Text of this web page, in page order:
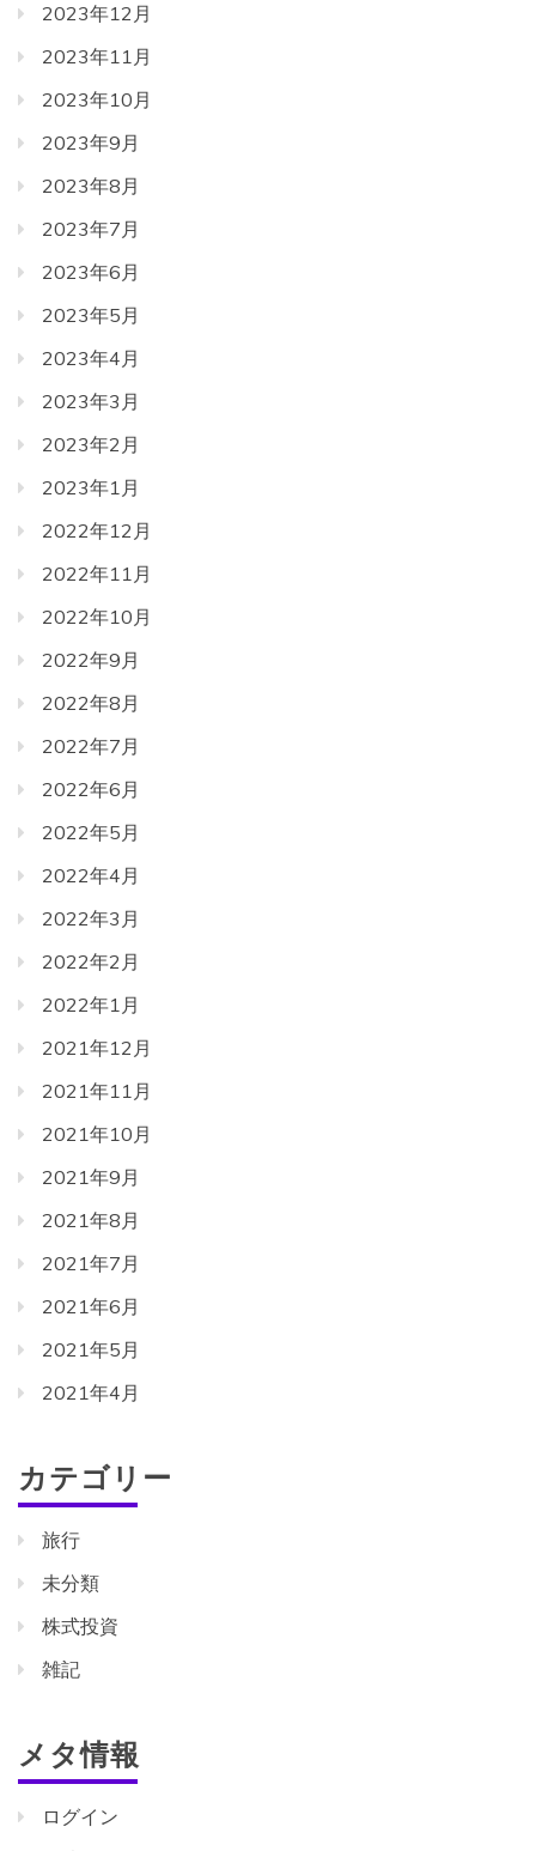
2023年12月
2023年11月
2023年10月
2023年9月
2023年8月
2023年7月
2023年6月
2023年5月
2023年4月
2023年3月
2023年2月
2023年1月
2022年12月
2022年11月
2022年10月
2022年9月
2022年8月
2022年7月
2022年6月
2022年5月
2022年4月
2022年3月
2022年2月
2022年1月
2021年12月
2021年11月
2021年10月
2021年9月
2021年8月
2021年7月
2021年6月
2021年5月
2021年4月
カテゴリー
旅行
未分類
株式投資
雑記
メタ情報
ログイン